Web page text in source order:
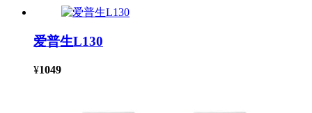
爱普生L130
¥1049